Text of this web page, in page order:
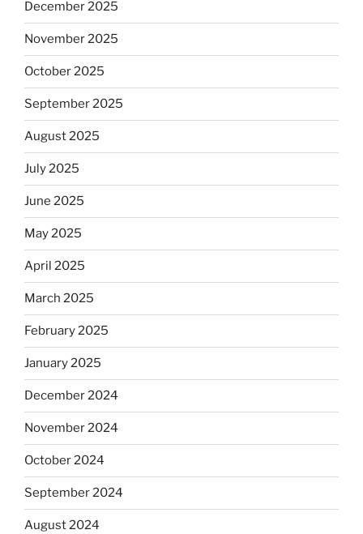
December 2025
November 2025
October 2025
September 2025
August 2025
July 2025
June 2025
May 2025
April 2025
March 2025
February 2025
January 2025
December 2024
November 2024
October 2024
September 2024
August 2024